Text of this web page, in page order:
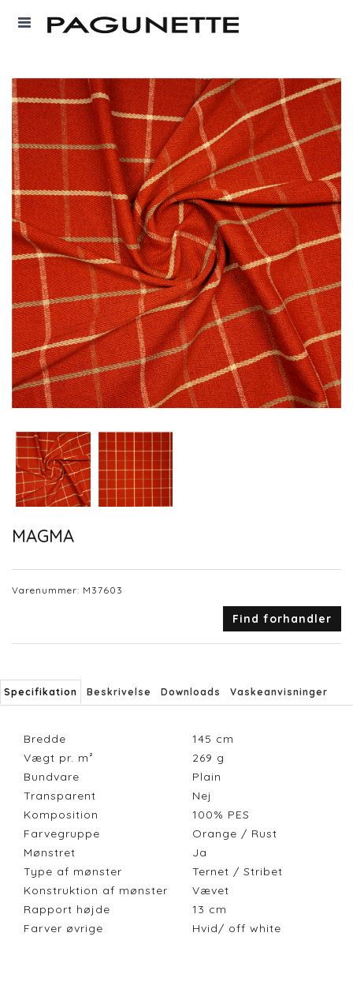
MAGMA
Varenummer: M37603
Find forhandler
Specifikation Beskrivelse Downloads Vaskeanvisninger
Bredde 145 cm
Vægt pr. m²
269 g
Bundvare
Plain
Transparent
Nej
Komposition
100% PES
Farvegruppe
Orange / Rust
Mønstret
Ja
Type af mønster
Ternet / Stribet
Konstruktion af mønster
Vævet
Rapport højde
13 cm
Farver øvrige
Hvid/ off white